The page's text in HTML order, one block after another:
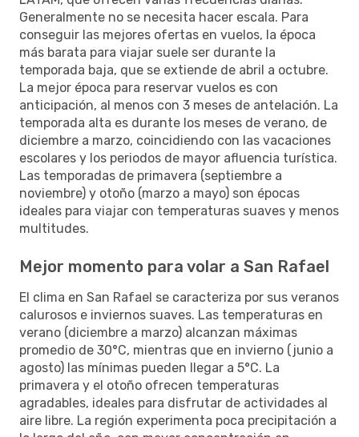
Generalmente no se necesita hacer escala. Para
conseguir las mejores ofertas en vuelos, la época
más barata para viajar suele ser durante la
temporada baja, que se extiende de abril a octubre.
La mejor época para reservar vuelos es con
anticipación, al menos con 3 meses de antelación. La
temporada alta es durante los meses de verano, de
diciembre a marzo, coincidiendo con las vacaciones
escolares y los periodos de mayor afluencia turística.
Las temporadas de primavera (septiembre a
noviembre) y otoño (marzo a mayo) son épocas
ideales para viajar con temperaturas suaves y menos
multitudes.
Mejor momento para volar a San Rafael
El clima en San Rafael se caracteriza por sus veranos
calurosos e inviernos suaves. Las temperaturas en
verano (diciembre a marzo) alcanzan máximas
promedio de 30°C, mientras que en invierno (junio a
agosto) las mínimas pueden llegar a 5°C. La
primavera y el otoño ofrecen temperaturas
agradables, ideales para disfrutar de actividades al
aire libre. La región experimenta poca precipitación a